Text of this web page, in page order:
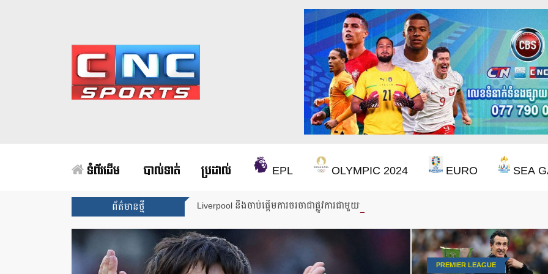
ទំព័រដើម បាល់ទាត់ ប្រដាល់ EPL OLYMPIC 2024 EURO SEA
ព័ត៌មានថ្មី Liverpool នឹងចាប់ផ្តើមការចរចាជាផ្លូវការជាមួយលោក Iraola
PREMIER LEAGUE